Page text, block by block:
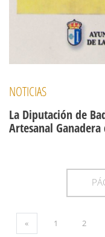
NOTICIAS
La Diputación de
Artesanal Ganadera
« 1 2